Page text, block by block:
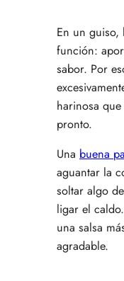
En un guiso,
función:
sabor. Por
harinosa
pronto.
Una buena
aguantar la
soltar algo
ligar el
una salsa
agradable.